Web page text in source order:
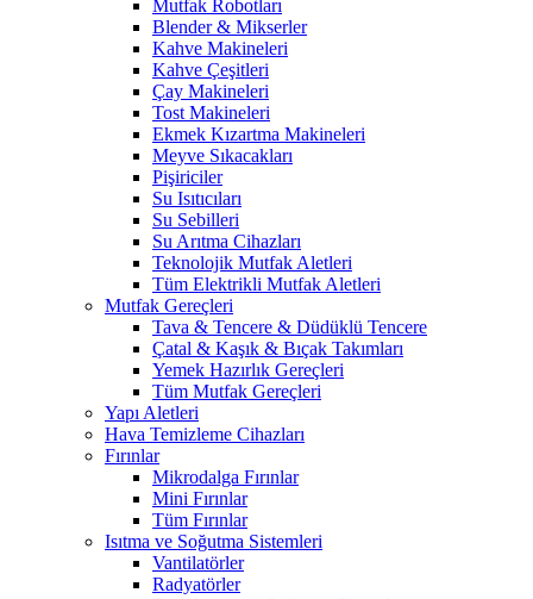
Mutfak Robotları
Blender & Mikserler
Kahve Makineleri
Kahve Çeşitleri
Çay Makineleri
Tost Makineleri
Ekmek Kızartma Makineleri
Meyve Sıkacakları
Pişiriciler
Su Isıtıcıları
Su Sebilleri
Su Arıtma Cihazları
Teknolojik Mutfak Aletleri
Tüm Elektrikli Mutfak Aletleri
Mutfak Gereçleri
Tava & Tencere & Düdüklü Tencere
Çatal & Kaşık & Bıçak Takımları
Yemek Hazırlık Gereçleri
Tüm Mutfak Gereçleri
Yapı Aletleri
Hava Temizleme Cihazları
Fırınlar
Mikrodalga Fırınlar
Mini Fırınlar
Tüm Fırınlar
Isıtma ve Soğutma Sistemleri
Vantilatörler
Radyatörler